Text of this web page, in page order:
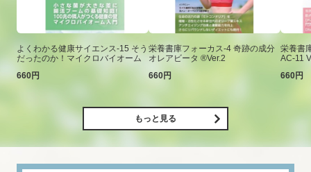
よくわかる健康サイエンス-15 そう
だったのか！マイクロバイオーム
660円
栄養書庫フォーカス-4 奇跡の成分
オレアビータ ®Ver.2
660円
栄養書
AC-11
660円
もっと見る